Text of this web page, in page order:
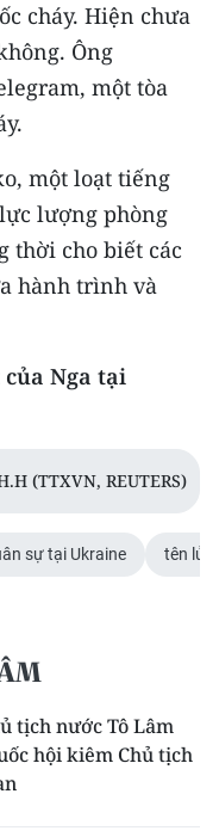
cháy. Hiện chưa
Ông
một tòa
một loạt tiếng
lượng phòng
thời cho biết các
hành trình và
Nga tại
(TTXVN, REUTERS)
sự tại Ukraine tên
tịch nước Tô Lâm
hội kiêm Chủ tịch